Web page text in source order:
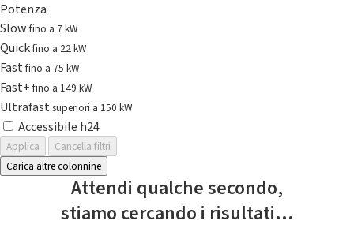
Potenza
Slowfino a 7 kW
Quickfino a 22 kW
Fastfino a 75 kW
Fast+fino a 149 kW
Ultrafast superiori a 150 kW
Accessibile h24
Applica
Cancella filtri
Carica altre colonnine
Attendi qualche secondo,
stiamo cercando i risultati...